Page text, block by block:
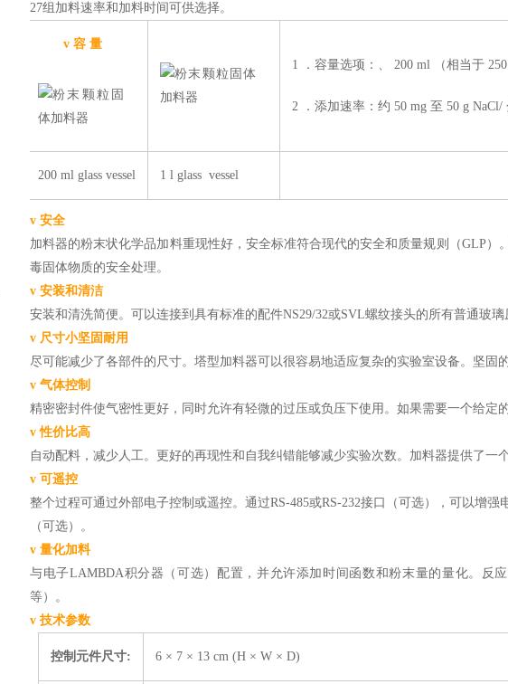
27组加料速率和加料时间可供选择。
v容 量
1 ．容量选项：、 200 ml （相当于
2 ．添加速率：约 50 mg 至 50 g NaCl/
200 ml glass vessel 1 l glass vessel
v 安全
加料器的粉末状化学品加料重现性好，安全标准符合现代的安全和质量规则（GLP）
毒固体物质的安全处理。
v 安装和清洁
安装和清洗简便。可以连接到具有标准的配件NS29/32或SVL螺纹接头的所有普通玻
v 尺寸小坚固耐用
尽可能减少了各部件的尺寸。塔型加料器可以很容易地适应复杂的实验室设备。坚固
v 气体控制
精密密封件使气密性更好，同时允许有轻微的过压或负压下使用。如果需要一个给定
v性价比高
自动配料，减少人工。更好的再现性和自我纠错能够减少实验次数。加料器提供了一
v 可遥控
整个过程可通过外部电子控制或遥控。通过RS-485或RS-232接口（可选），可以增
（可选）。
v 量化加料
与电子LAMBDA积分器（可选）配置，并允许添加时间函数和粉末量的量化。反
等）。
v 技术参数
控制元件尺寸: 6 × 7 × 13 cm (H × W × D)